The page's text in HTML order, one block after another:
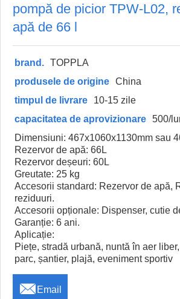
pompă de picior TPW-L02,
apă de 66 l
brand. TOPPLA
produsele de origine China
timpul de livrare
10-15 zile
capacitatea de aprovizionare 500/
Dimensiuni: 467x1060x1130mm sau
Rezervor de apă: 66L
Rezervor deșeuri: 60L
Greutate: 25 kg
Accesorii standard: Rezervor de apă,
reziduuri.
Accesorii opționale: Dispenser, cutie
Garanție: 6 ani.
Aplicație:
Piețe, stradă urbană, nuntă în aer
parc, șantier, plajă, eveniment sportiv
 Email